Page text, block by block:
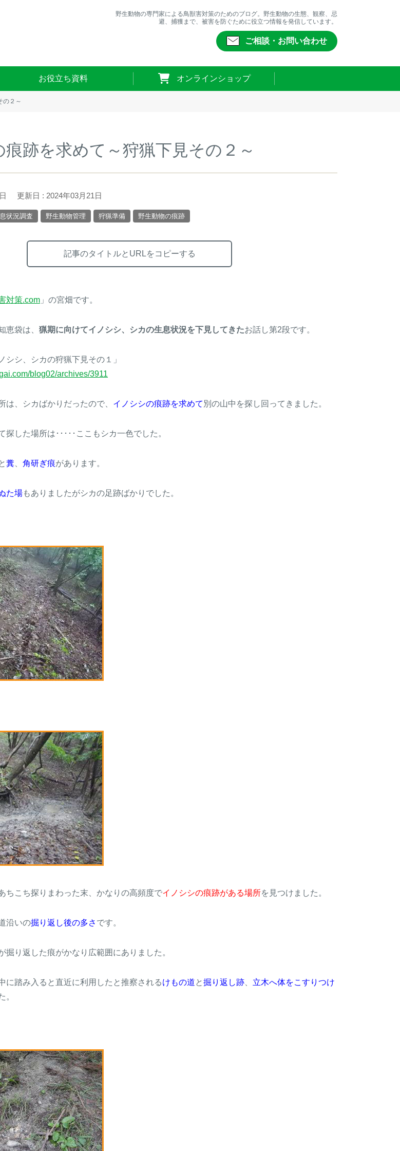
野生動物の専門家による鳥獣害対策のためのブログ。野生動物の生態、観察、忌
避、捕獲まで、被害を防ぐために役立つ情報を発信しています。
ご相談・お問い合わせ
お役立ち資料 オンラインショップ
の２～
痕跡を求めて～狩猟下見その２～
更新日 : 2024年03月21日
状況調査 野生動物管理 狩猟準備 野生動物の痕跡
記事のタイトルとURLをコピーする
対策.com 」の宮畑です。
恵袋は、 猟期に向けてイノシシ、シカの生息状況を下見してきたお話し第2段です。
シ、シカの狩猟下見その１」
blog02/archives/3911
は、シカばかりだったので、 イノシシの痕跡を求めて 別の山中を探し回ってきました。
探した場所は･････ここもシカ一色でした。
と糞 角研ぎ痕があります。
た場もありましたがシカの足跡ばかりでした。
ちこち探りまわった末、かなりの高頻度でイノシシの痕跡がある場所を見つけました。
沿いの掘り返し後の多さ です。
掘り返した痕がかなり広範囲にありました。
に踏み入ると直近に利用したと推察されるけもの道 と掘り返し跡
立木へ体をこすりつけ
。